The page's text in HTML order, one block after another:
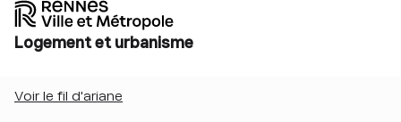
Logement et urbanisme
Voir le fil d'ariane